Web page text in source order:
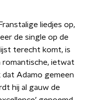
liedjes op,
de single op de
terecht komt, is
romantische, ietwat
Adamo gemeen
hij al gauw de